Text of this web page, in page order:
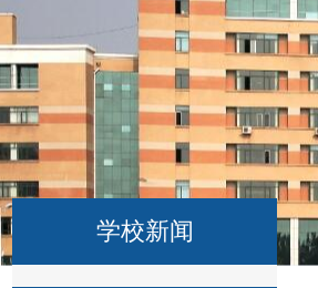
学校新闻